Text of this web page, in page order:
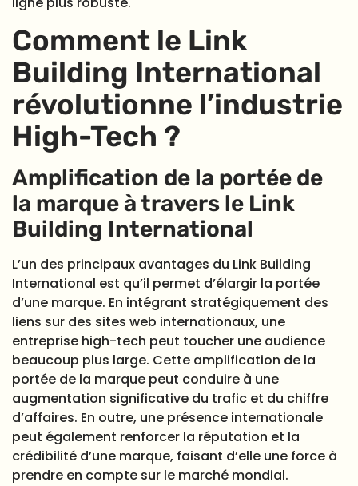
Comment le Link
Building International
révolutionne l’industrie
High-Tech ?
Amplification de la portée de
la marque à travers le Link
Building International
L’un des principaux avantages du Link Building
International est qu’il permet d’élargir la portée
d’une marque. En intégrant stratégiquement des
liens sur des sites web internationaux, une
entreprise high-tech peut toucher une audience
beaucoup plus large. Cette amplification de la
portée de la marque peut conduire à une
augmentation significative du trafic et du chiffre
d’affaires. En outre, une présence internationale
peut également renforcer la réputation et la
crédibilité d’une marque, faisant d’elle une force à
prendre en compte sur le marché mondial.